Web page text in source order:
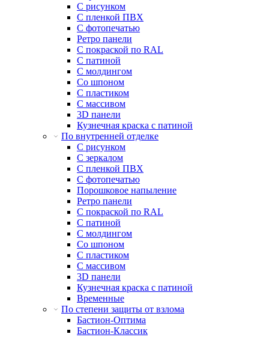
С рисунком
С пленкой ПВХ
С фотопечатью
Ретро панели
С покраской по RAL
С патиной
С молдингом
Со шпоном
С пластиком
С массивом
3D панели
Кузнечная краска с патиной
По внутренней отделке
С рисунком
С зеркалом
С пленкой ПВХ
С фотопечатью
Порошковое напыление
Ретро панели
С покраской по RAL
С патиной
С молдингом
Со шпоном
С пластиком
С массивом
3D панели
Кузнечная краска с патиной
Временные
По степени защиты от взлома
Бастион-Оптима
Бастион-Классик